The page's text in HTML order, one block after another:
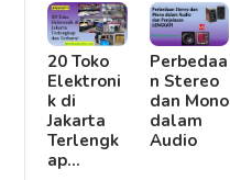
20 Toko
Elektroni
k di
Jakarta
Terlengk
ap…
Perbedaa
n Stereo
dan Mono
dalam
Audio